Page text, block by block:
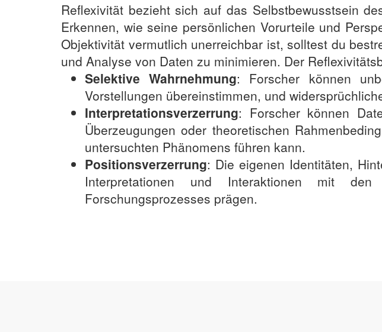
Reflexivität bezieht sich auf das Selbstbewusstsein
Erkennen, wie seine persönlichen Vorurteile und
Objektivität vermutlich unerreichbar ist, solltest du
und Analyse von Daten zu minimieren. Der
Selektive Wahrnehmung: Forscher können
Vorstellungen übereinstimmen, und
Interpretationsverzerrung: Forscher können
Überzeugungen oder theoretischen
untersuchten Phänomens führen kann.
Positionsverzerrung: Die eigenen Identitäten,
Interpretationen und Interaktionen mit
Forschungsprozesses prägen.